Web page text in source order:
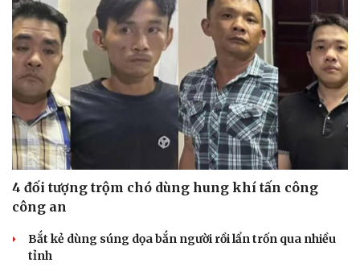
4 đối tượng trộm chó dùng hung khí tấn công
công an
Bắt kẻ dùng súng dọa bắn người rồi lẩn trốn qua nhiều
tỉnh